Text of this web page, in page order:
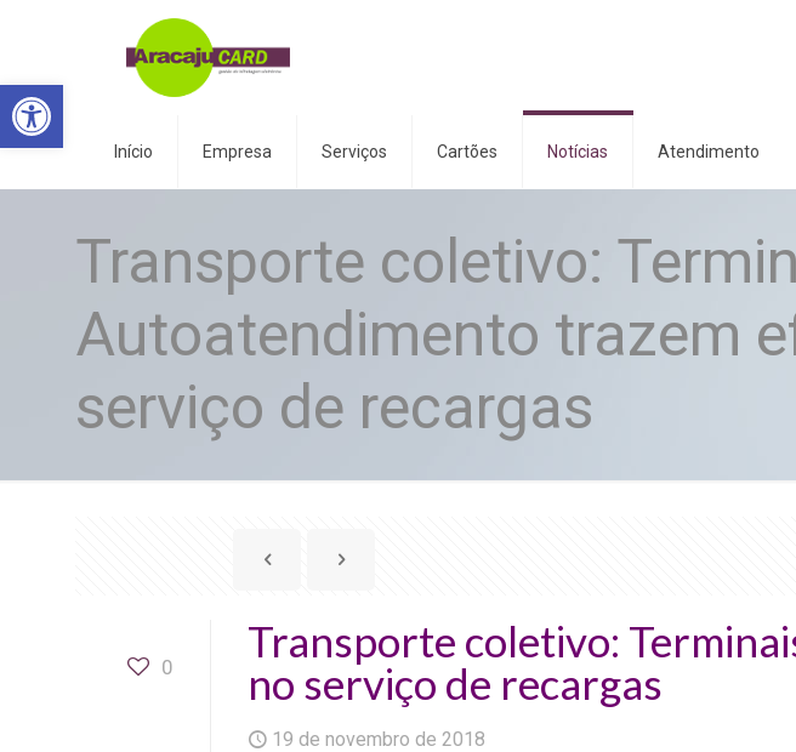
Abrir a barra de ferramentas
Início Empresa Serviços Cartões Notícias Atendimento
Transporte coletivo:
Autoatendimento trazem
serviço de recargas
0
Transporte coletivo:
no serviço de recargas
19 de novembro de 2018